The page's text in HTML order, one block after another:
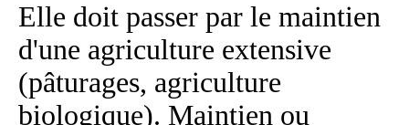
Elle doit passer par le maintien
d'une agriculture extensive
(pâturages, agriculture
biologique). Maintien ou